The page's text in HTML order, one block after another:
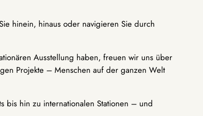
hinein, hinaus oder navigieren Sie durch
Ausstellung haben, freuen wir uns über
Projekte – Menschen auf der ganzen Welt
bis hin zu internationalen Stationen – und